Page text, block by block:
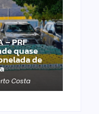
– PRF
quase
de
Costa